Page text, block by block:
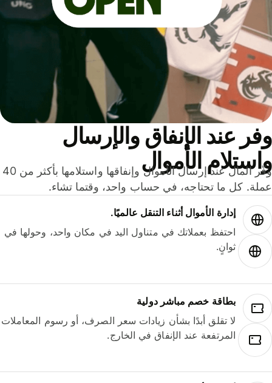
عند الإنفاق والإرسال
الأموال
وفّر المال عند إرسال الأموال وإنفاقها واستلامها بأكثر من 40
كل ما تحتاجه، في حساب واحد، وقتما تشاء.
إدارة الأموال أثناء التنقل عالميًا.
احتفظ بعملاتك في متناول اليد في مكان واحد، وحولها في
ثوانٍ.
بطاقة خصم مباشر دولية
لا تقلق أبدًا بشأن زيادات سعر الصرف، أو رسوم المعاملات
المرتفعة عند الإنفاق في الخارج.